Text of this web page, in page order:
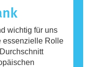
Inhaltsstoffe
eine
bedeutet
für andere
wichtig für uns
essenzielle Rolle